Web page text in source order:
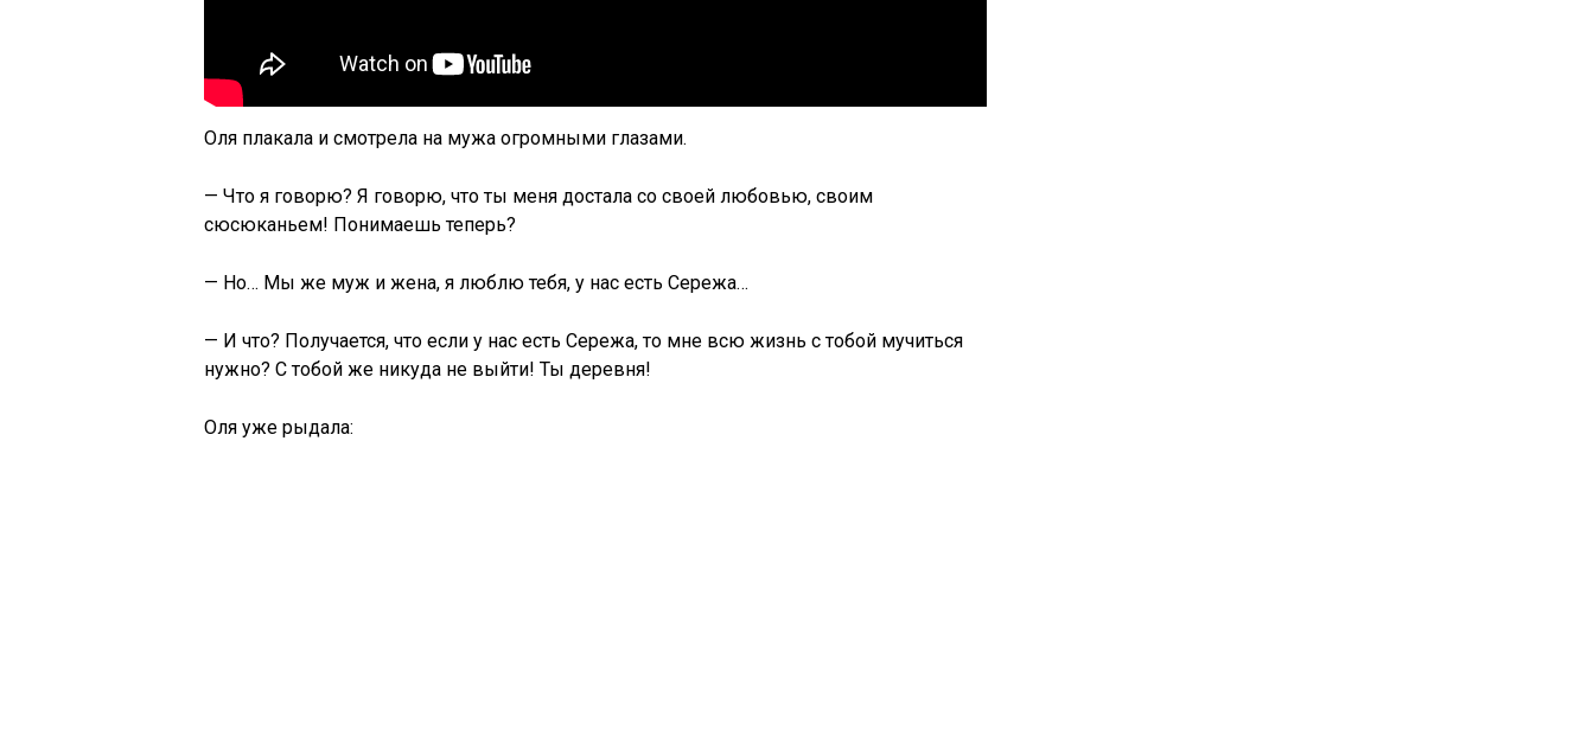
Оля плакала и смотрела на мужа огромными глазами.
— Что я говорю? Я говорю, что ты меня достала со своей любовью, своим
сюсюканьем! Понимаешь теперь?
— Но… Мы же муж и жена, я люблю тебя, у нас есть Сережа…
— И что? Получается, что если у нас есть Сережа, то мне всю жизнь с тобой мучиться
нужно? С тобой же никуда не выйти! Ты деревня!
Оля уже рыдала: